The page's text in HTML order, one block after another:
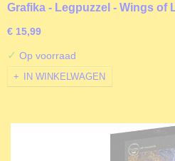
Grafika - Legpuzzel - Wings of
€ 15,99
✓ Op voorraad
IN WINKELWAGEN